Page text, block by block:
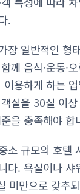
.
장 일반적인 형
께 음식·운동·오
이용하게 하는
실을 30실 이
을 충족해야 합
소 규모의 호텔
다. 욕실이나
미만으로 갖추